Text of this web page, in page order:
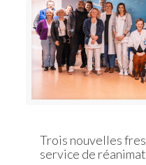
Trois nouvelles
service de